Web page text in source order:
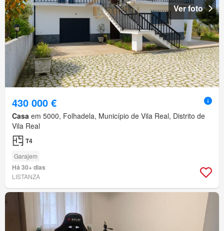
Ver foto
430 000 €
Casa em 5000, Folhadela, Município de Vila Real, Distrito de
Vila Real
T4
Garajem
Há 30+ dias
LISTANZA